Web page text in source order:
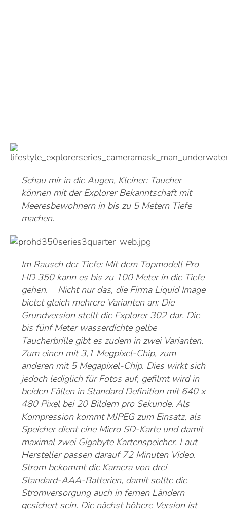
Schau mir in die Augen, Kleiner: Taucher
können mit der Explorer Bekanntschaft mit
Meeresbewohnern in bis zu 5 Metern Tiefe
machen.
Im Rausch der Tiefe: Mit dem Topmodell Pro
HD 350 kann es bis zu 100 Meter in die Tiefe
gehen. Nicht nur das, die Firma Liquid Image
bietet gleich mehrere Varianten an: Die
Grundversion stellt die Explorer 302 dar. Die
bis fünf Meter wasserdichte gelbe
Taucherbrille gibt es zudem in zwei Varianten.
Zum einen mit 3,1 Megpixel-Chip, zum
anderen mit 5 Megapixel-Chip. Dies wirkt sich
jedoch lediglich für Fotos auf, gefilmt wird in
beiden Fällen in Standard Definition mit 640 x
480 Pixel bei 20 Bildern pro Sekunde. Als
Kompression kommt MJPEG zum Einsatz, als
Speicher dient eine Micro SD-Karte und damit
maximal zwei Gigabyte Kartenspeicher. Laut
Hersteller passen darauf 72 Minuten Video.
Strom bekommt die Kamera von drei
Standard-AAA-Batterien, damit sollte die
Stromversorgung auch in fernen Ländern
gesichert sein. Die nächst höhere Version ist